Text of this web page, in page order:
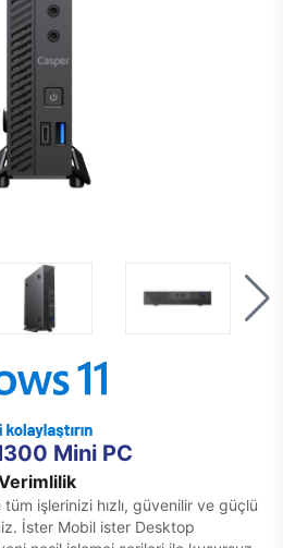
Mini PC
işlerinizi hızlı, güvenilir ve güçlü
İster Mobil ister Desktop